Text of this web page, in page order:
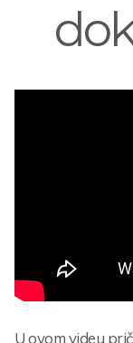
U ovom videu